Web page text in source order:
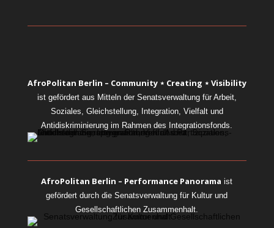
AfroPolitan Berlin – Community ⋆ Creating ⋆ Visibility
ist gefördert aus Mitteln der Senatsverwaltung für Arbeit,
Soziales, Gleichstellung, Integration, Vielfalt und
Antidiskriminierung im Rahmen des Integrationsfonds.
AfroPolitan Berlin – Performance Panorama ist
gefördert durch die Senatsverwaltung für Kultur und
Gesellschaftlichen Zusammenhalt.